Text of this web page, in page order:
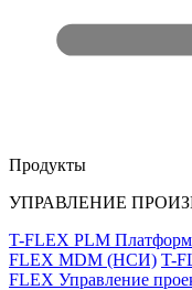
Продукты
УПРАВЛЕНИЕ
T-FLEX PLM
FLEX MDM (НСИ) T-
FLEX Управление